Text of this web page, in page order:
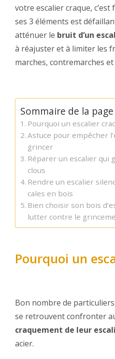
votre escalier craque, c’est
ses 3 éléments est
atténuer le bruit d’un
à réajuster et à limiter les
marches, contremarches et
Sommaire de la page
Pourquoi un escalier
Astuce pour empêcher
grincer
Réparer un escalier qui
clous
Rendre un escalier
cales en bois
Bien choisir son bois
lutter contre le
Pourquoi un
Bon nombre de
se retrouvent confronter
craquement de leur
acier.